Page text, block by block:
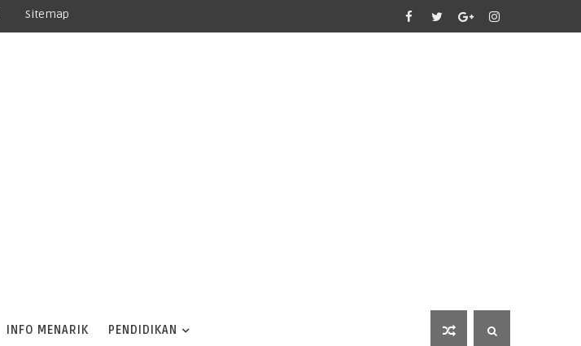
Sitemap
INFO MENARIK PENDIDIKAN